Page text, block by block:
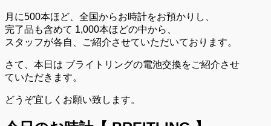
月に500本ほど、全国からお時計をお預かりし、
完了品も含めて 1,000本ほどの中から、
スタッフが各自、ご紹介させていただいております。
さて、本日は ブライトリングの電池交換をご紹介させ
ていただきます。
どうぞ宜しくお願い致します。